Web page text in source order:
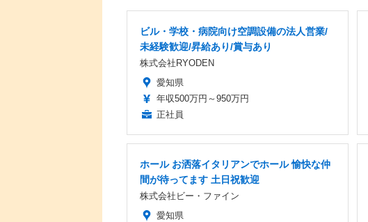
ビル・学校・病院向け空調設備の法人営業/
未経験歓迎/昇給あり/賞与あり
株式会社RYODEN
愛知県
年収500万円～950万円
正社員
ホール お洒落イタリアンでホール 愉快な仲
間が待ってます 土日祝歓迎
株式会社ビー・ファイン
愛知県